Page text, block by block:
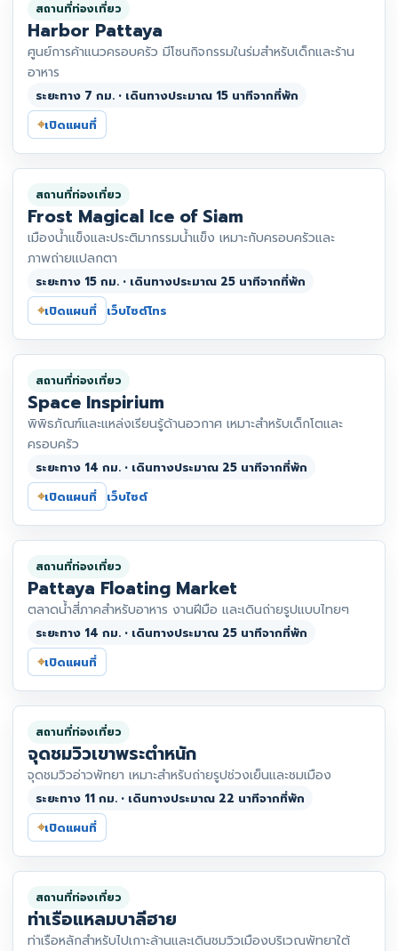
สถานที่ท่องเที่ยว
Harbor Pattaya
ศูนย์การค้าแนวครอบครัว มีโซนกิจกรรมในร่มสำหรับเด็กและร้าน
อาหาร
ระยะทาง 7 กม. • เดินทางประมาณ 15 นาทีจากที่พัก
⌖เปิดแผนที่
สถานที่ท่องเที่ยว
Frost Magical Ice of Siam
เมืองน้ำแข็งและประติมากรรมน้ำแข็ง เหมาะกับครอบครัวและ
ภาพถ่ายแปลกตา
ระยะทาง 15 กม. • เดินทางประมาณ 25 นาทีจากที่พัก
⌖เปิดแผนที่ เว็บไซต์โทร
สถานที่ท่องเที่ยว
Space Inspirium
พิพิธภัณฑ์และแหล่งเรียนรู้ด้านอวกาศ เหมาะสำหรับเด็กโตและ
ครอบครัว
ระยะทาง 14 กม. • เดินทางประมาณ 25 นาทีจากที่พัก
⌖เปิดแผนที่ เว็บไซต์
สถานที่ท่องเที่ยว
Pattaya Floating Market
ตลาดน้ำสี่ภาคสำหรับอาหาร งานฝีมือ และเดินถ่ายรูปแบบไทยๆ
ระยะทาง 14 กม. • เดินทางประมาณ 25 นาทีจากที่พัก
⌖เปิดแผนที่
สถานที่ท่องเที่ยว
จุดชมวิวเขาพระตำหนัก
จุดชมวิวอ่าวพัทยา เหมาะสำหรับถ่ายรูปช่วงเย็นและชมเมือง
ระยะทาง 11 กม. • เดินทางประมาณ 22 นาทีจากที่พัก
⌖เปิดแผนที่
สถานที่ท่องเที่ยว
ท่าเรือแหลมบาลีฮาย
ท่าเรือหลักสำหรับไปเกาะล้านและเดินชมวิวเมืองบริเวณพัทยาใต้